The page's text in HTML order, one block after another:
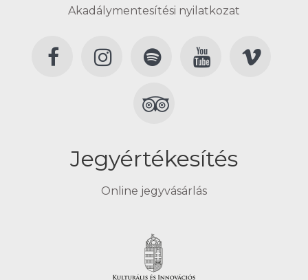
Akadálymentesítési nyilatkozat
Jegyértékesítés
Online jegyvásárlás